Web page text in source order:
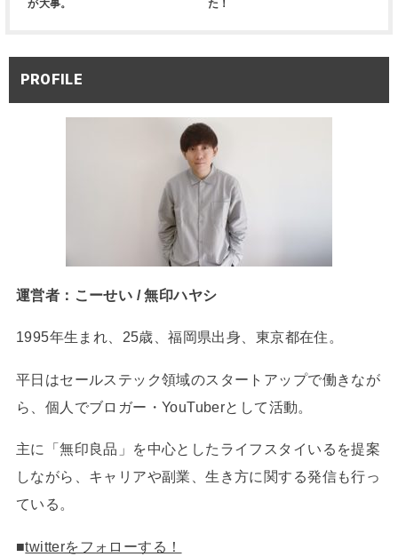
が大事。 た！
PROFILE
運営者：こーせい / 無印ハヤシ
1995年生まれ、25歳、福岡県出身、東京都在住。
平日はセールステック領域のスタートアップで働きなが
ら、個人でブロガー・YouTuberとして活動。
主に「無印良品」を中心としたライフスタイいるを提案
しながら、キャリアや副業、生き方に関する発信も行っ
ている。
■twitterをフォローする！